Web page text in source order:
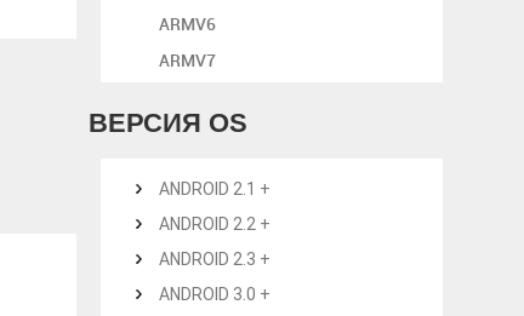
ARMV6
ARMV7
ВЕРСИЯ OS
ANDROID 2.1 +
ANDROID 2.2 +
ANDROID 2.3 +
ANDROID 3.0 +